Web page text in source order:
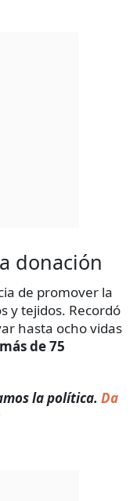
donación
de promover la
y tejidos. Recordó
hasta ocho vidas
de 75
la política. Da